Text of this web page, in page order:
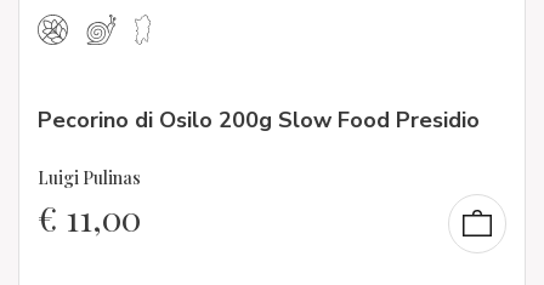
Pecorino di Osilo 200g Slow Food Presidio
Luigi Pulinas
€ 11,00